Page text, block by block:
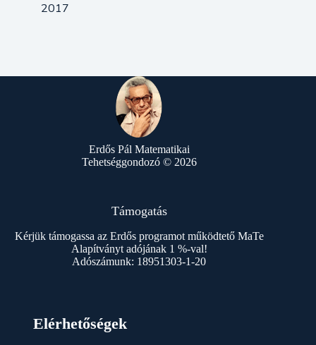
2017
Erdős Pál Matematikai
Tehetséggondozó © 2026
Támogatás
Kérjük támogassa az Erdős programot működtető MaTe
Alapítványt adójának 1 %-val!
Adószámunk: 18951303-1-20
Elérhetőségek